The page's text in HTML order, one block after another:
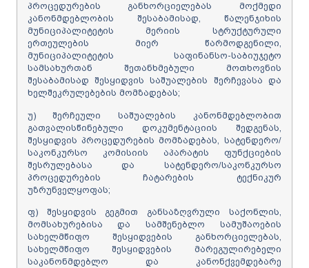
პროცედურების განხორციელებას მოქმედი
კანონმდებლობის შესაბამისად, წალენჯიხის
მუნიციპალიტეტის მერიის სტრუქტურული
ერთეულების მიერ წარმოდგენილი,
მუნიციპალიტეტის საფინანსო-საბიუჯეტო
სამსახურთან შეთანხმებული მოთხოვნის
შესაბამისად შესყიდვის საშუალების შერჩევასა და
ხელშეკრულებების მომზადებას;
უ) შერჩეული საშუალების კანონმდებლობით
გათვალისწინებული დოკუმენტაციის შედგენას,
შესყიდვის პროცედურების მომზადებას, სატენდერო/
საკონკურსო კომისიის აპარატის ფუნქციების
შესრულებასა და სატენდერო/საკონკურსო
პროცედურების ჩატარების ტექნიკურ
უზრუნველყოფას;
ფ) შესყიდვის გეგმით განსაზღვრული საქონლის,
მომსახურებისა და სამშენებლო სამუშაოების
სახელმწიფო შესყიდვების განხორციელებას,
სახელმწიფო შესყიდვების მარეგულირებელი
საკანონმდებლო და კანონქვემდებარე